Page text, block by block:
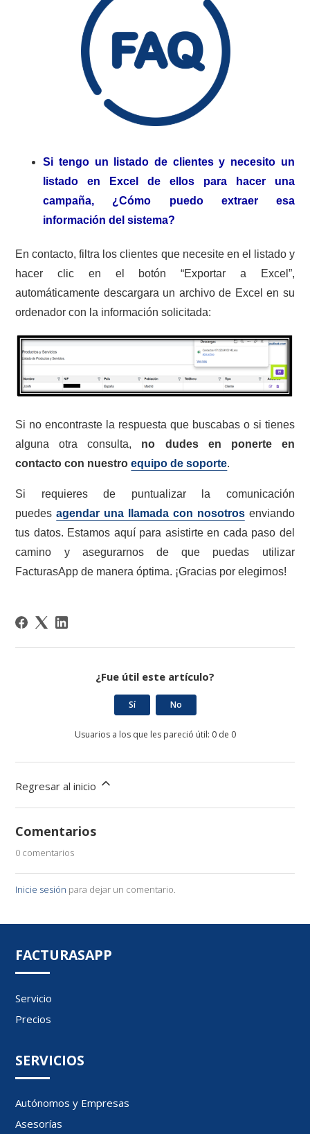
Si tengo un listado de clientes y necesito un
listado en Excel de ellos para hacer una
campaña, ¿Cómo puedo extraer esa
información del sistema?
En contacto, filtra los clientes que necesite en el listado y
hacer clic en el botón “Exportar a Excel”,
automáticamente descargara un archivo de Excel en su
ordenador con la información solicitada:
Si no encontraste la respuesta que buscabas o si tienes
alguna otra consulta, no dudes en ponerte en
contacto con nuestroequipo de soporte.
Si requieres de puntualizar la comunicación
puedesagendar una llamada con nosotrosenviando
tus datos. Estamos aquí para asistirte en cada paso del
camino y asegurarnos de que puedas utilizar
FacturasApp de manera óptima. ¡Gracias por elegirnos!
¿Fue útil este artículo?
Sí No
Usuarios a los que les pareció útil: 0 de 0
Regresar al inicio
Comentarios
0 comentarios
Inicie sesión para dejar un comentario.
FACTURASAPP
Servicio
Precios
SERVICIOS
Autónomos y Empresas
Asesorías